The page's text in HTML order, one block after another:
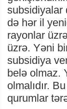
subsidiyalar
də hər il
rayonlar
üzrə. Yəni
subsidiya
belə olmaz.
olmalıdır.
qurumlar